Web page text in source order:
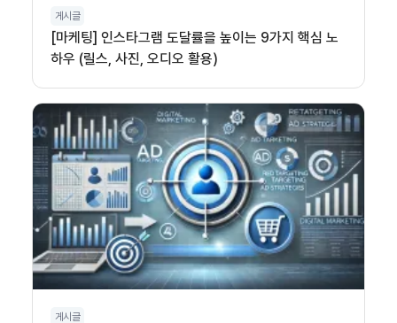
게시글
[마케팅] 인스타그램 도달률을 높이는 9가지 핵심 노
하우 (릴스, 사진, 오디오 활용)
게시글